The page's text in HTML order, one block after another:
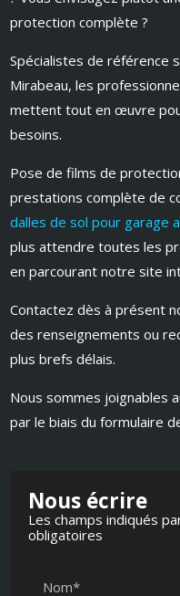
protection complète ?
Spécialistes de référence
Mirabeau, les
mettent tout en œuvre
besoins.
Pose de films de
prestations complète de
dalles de sol pour garage
plus attendre toutes les
en parcourant notre site
Contactez dès à présent
des renseignements ou
plus brefs délais.
Nous sommes joignables
par le biais du formulaire
Nous écrire
Les champs indiqués
obligatoires
Nom*